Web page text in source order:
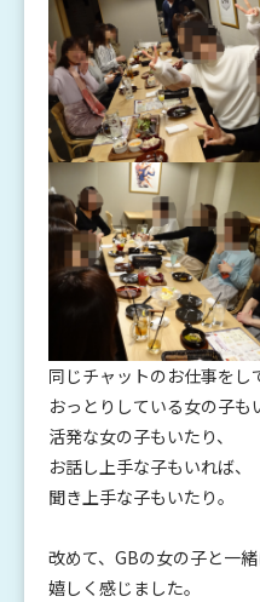
同じチャットのお仕事をし
おっとりしている女の子も
活発な女の子もいたり、
お話し上手な子もいれば、
聞き上手な子もいたり。
改めて、GBの女の子と一
嬉しく感じました。